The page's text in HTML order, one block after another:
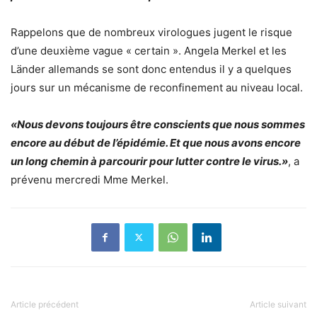
Rappelons que de nombreux virologues jugent le risque
d’une deuxième vague « certain ». Angela Merkel et les
Länder allemands se sont donc entendus il y a quelques
jours sur un mécanisme de reconfinement au niveau local.
«Nous devons toujours être conscients que nous sommes
encore au début de l’épidémie. Et que nous avons encore
un long chemin à parcourir pour lutter contre le virus.», a
prévenu mercredi Mme Merkel.
Article précédent Article suivant